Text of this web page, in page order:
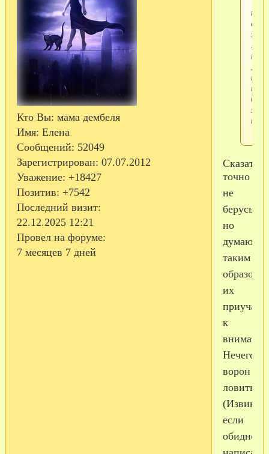
Кто Вы: мама дембеля
Имя: Елена
Сообщений: 52049
Зарегистрирован: 07.07.2012
Уважение: +18427
Позитив: +7542
Последний визит:
22.12.2025 12:21
Провел на форуме:
7 месяцев 7 дней
все
:
,
бу
Сказать
точно
не
берусь,
но
думаю
таким
образом
их
приучают
к
Нечего
ворон
ловить.
если
обидно